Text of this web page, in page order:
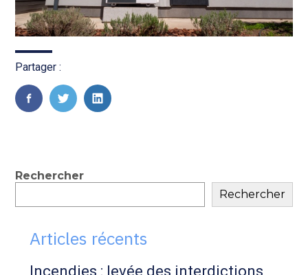
Partager :
FaceBook
TwitterLinkedIn
Blog
sidebar
Rechercher
Rechercher
Articles récents
Incendies : levée des interdictions